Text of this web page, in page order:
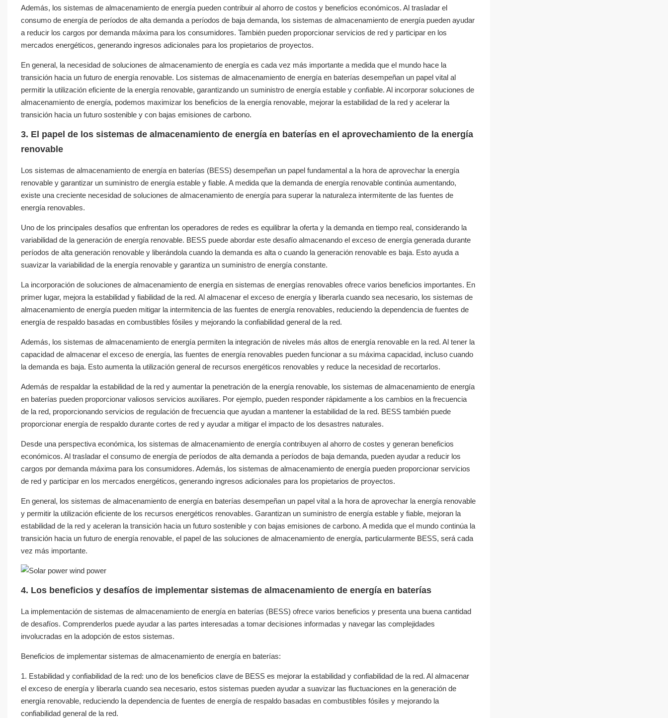
Además, los sistemas de almacenamiento de energía pueden contribuir al ahorro de costos y beneficios económicos. Al trasladar el
consumo de energía de períodos de alta demanda a períodos de baja demanda, los sistemas de almacenamiento de energía pueden ayudar
a reducir los cargos por demanda máxima para los consumidores. También pueden proporcionar servicios de red y participar en los
mercados energéticos, generando ingresos adicionales para los propietarios de proyectos.
En general, la necesidad de soluciones de almacenamiento de energía es cada vez más importante a medida que el mundo hace la
transición hacia un futuro de energía renovable. Los sistemas de almacenamiento de energía en baterías desempeñan un papel vital al
permitir la utilización eficiente de la energía renovable, garantizando un suministro de energía estable y confiable. Al incorporar soluciones de
almacenamiento de energía, podemos maximizar los beneficios de la energía renovable, mejorar la estabilidad de la red y acelerar la
transición hacia un futuro sostenible y con bajas emisiones de carbono.
3. El papel de los sistemas de almacenamiento de energía en baterías en el aprovechamiento de la energía
renovable
Los sistemas de almacenamiento de energía en baterías (BESS) desempeñan un papel fundamental a la hora de aprovechar la energía
renovable y garantizar un suministro de energía estable y fiable. A medida que la demanda de energía renovable continúa aumentando,
existe una creciente necesidad de soluciones de almacenamiento de energía para superar la naturaleza intermitente de las fuentes de
energía renovables.
Uno de los principales desafíos que enfrentan los operadores de redes es equilibrar la oferta y la demanda en tiempo real, considerando la
variabilidad de la generación de energía renovable. BESS puede abordar este desafío almacenando el exceso de energía generada durante
períodos de alta generación renovable y liberándola cuando la demanda es alta o cuando la generación renovable es baja. Esto ayuda a
suavizar la variabilidad de la energía renovable y garantiza un suministro de energía constante.
La incorporación de soluciones de almacenamiento de energía en sistemas de energías renovables ofrece varios beneficios importantes. En
primer lugar, mejora la estabilidad y fiabilidad de la red. Al almacenar el exceso de energía y liberarla cuando sea necesario, los sistemas de
almacenamiento de energía pueden mitigar la intermitencia de las fuentes de energía renovables, reduciendo la dependencia de fuentes de
energía de respaldo basadas en combustibles fósiles y mejorando la confiabilidad general de la red.
Además, los sistemas de almacenamiento de energía permiten la integración de niveles más altos de energía renovable en la red. Al tener la
capacidad de almacenar el exceso de energía, las fuentes de energía renovables pueden funcionar a su máxima capacidad, incluso cuando
la demanda es baja. Esto aumenta la utilización general de recursos energéticos renovables y reduce la necesidad de recortarlos.
Además de respaldar la estabilidad de la red y aumentar la penetración de la energía renovable, los sistemas de almacenamiento de energía
en baterías pueden proporcionar valiosos servicios auxiliares. Por ejemplo, pueden responder rápidamente a los cambios en la frecuencia
de la red, proporcionando servicios de regulación de frecuencia que ayudan a mantener la estabilidad de la red. BESS también puede
proporcionar energía de respaldo durante cortes de red y ayudar a mitigar el impacto de los desastres naturales.
Desde una perspectiva económica, los sistemas de almacenamiento de energía contribuyen al ahorro de costes y generan beneficios
económicos. Al trasladar el consumo de energía de períodos de alta demanda a períodos de baja demanda, pueden ayudar a reducir los
cargos por demanda máxima para los consumidores. Además, los sistemas de almacenamiento de energía pueden proporcionar servicios
de red y participar en los mercados energéticos, generando ingresos adicionales para los propietarios de proyectos.
En general, los sistemas de almacenamiento de energía en baterías desempeñan un papel vital a la hora de aprovechar la energía renovable
y permitir la utilización eficiente de los recursos energéticos renovables. Garantizan un suministro de energía estable y fiable, mejoran la
estabilidad de la red y aceleran la transición hacia un futuro sostenible y con bajas emisiones de carbono. A medida que el mundo continúa la
transición hacia un futuro de energía renovable, el papel de las soluciones de almacenamiento de energía, particularmente BESS, será cada
vez más importante.
4. Los beneficios y desafíos de implementar sistemas de almacenamiento de energía en baterías
La implementación de sistemas de almacenamiento de energía en baterías (BESS) ofrece varios beneficios y presenta una buena cantidad
de desafíos. Comprenderlos puede ayudar a las partes interesadas a tomar decisiones informadas y navegar las complejidades
involucradas en la adopción de estos sistemas.
Beneficios de implementar sistemas de almacenamiento de energía en baterías:
1. Estabilidad y confiabilidad de la red: uno de los beneficios clave de BESS es mejorar la estabilidad y confiabilidad de la red. Al almacenar
el exceso de energía y liberarla cuando sea necesario, estos sistemas pueden ayudar a suavizar las fluctuaciones en la generación de
energía renovable, reduciendo la dependencia de fuentes de energía de respaldo basadas en combustibles fósiles y mejorando la
confiabilidad general de la red.